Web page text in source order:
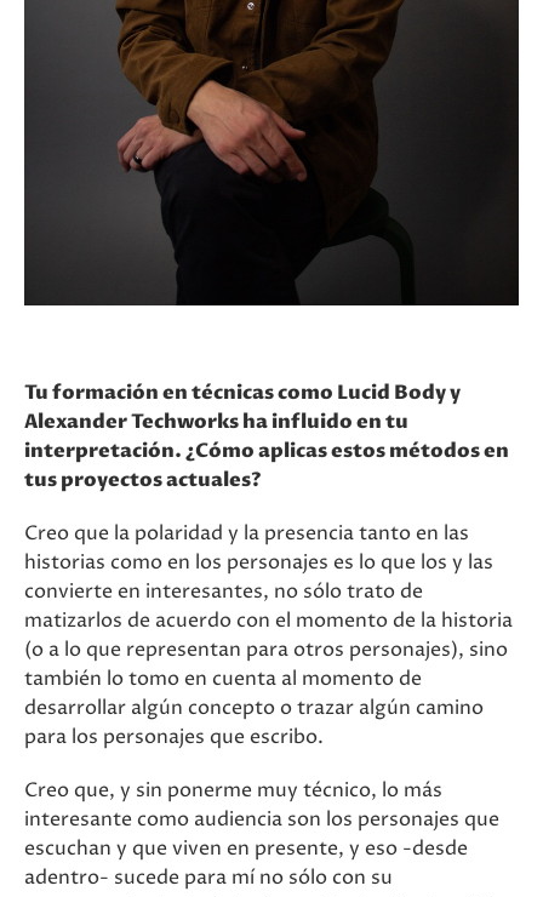
Tu formación en técnicas como Lucid Body y
Alexander Techworks ha influido en tu
interpretación. ¿Cómo aplicas estos métodos en
tus proyectos actuales?
Creo que la polaridad y la presencia tanto en las
historias como en los personajes es lo que los y las
convierte en interesantes, no sólo trato de
matizarlos de acuerdo con el momento de la historia
(o a lo que representan para otros personajes), sino
también lo tomo en cuenta al momento de
desarrollar algún concepto o trazar algún camino
para los personajes que escribo.
Creo que, y sin ponerme muy técnico, lo más
interesante como audiencia son los personajes que
escuchan y que viven en presente, y eso -desde
adentro- sucede para mí no sólo con su